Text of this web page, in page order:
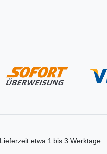
Lieferzeit etwa 1 bis 3 Werktage